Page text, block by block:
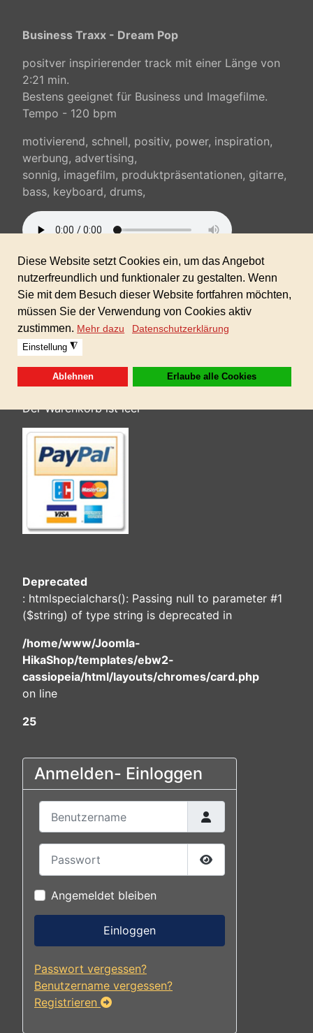
Business Traxx - Dream Pop
positver inspirierender track mit einer Länge von
2:21 min.
Bestens geeignet für Business und Imagefilme.
Tempo - 120 bpm
motivierend, schnell, positiv, power, inspiration,
werbung, advertising,
sonnig, imagefilm, produktpräsentationen, gitarre,
bass, keyboard, drums,
Sofortdownload nach erhaltener Zahlung inkl.
gewerblicher Lizenz!
Zeitlich und räumlich unbegrenzt verwendbar.
(keine Folgekosten)
Warenkorb
Der Warenkorb ist leer
Deprecated
: htmlspecialchars(): Passing null to parameter #1
($string) of type string is deprecated in
/home/www/Joomla-
HikaShop/templates/ebw2-
cassiopeia/html/layouts/chromes/card.php
on line
25
Anmelden- Einloggen
Passwort anzeigen
Angemeldet bleiben
Einloggen
Passwort vergessen?
Benutzername vergessen?
Registrieren